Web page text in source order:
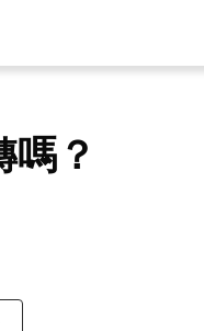
嗎？